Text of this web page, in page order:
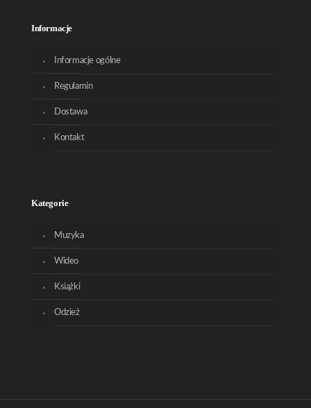
Informacje
Informacje ogólne
Regulamin
Dostawa
Kontakt
Kategorie
Muzyka
Wideo
Książki
Odzież